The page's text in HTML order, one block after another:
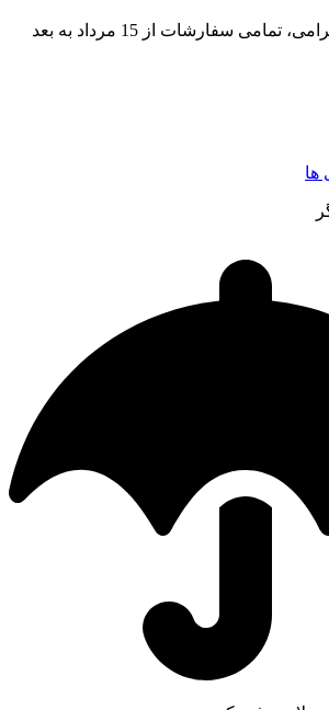
قابل توجه خریداران گرامی، تمامی سفارشات از 15 مرداد به بعد
ها